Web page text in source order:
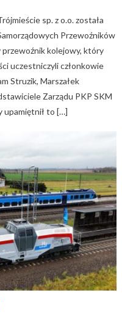
sp. z o.o. została
Przewoźników
kolejowy, który
uczestniczyli członkowie
Struzik, Marszałek
Zarządu PKP SKM
upamiętnił to […]